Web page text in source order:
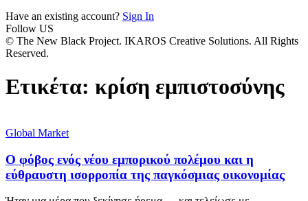
Have an existing account? Sign In
Follow US
© The New Black Project. IKAROS Creative Solutions. All Rights
Reserved.
Ετικέτα: κρίση εμπιστοσύνης
Global Market
Ο φόβος ενός νέου εμπορικού πολέμου και η
εύθραυστη ισορροπία της παγκόσμιας οικονομίας